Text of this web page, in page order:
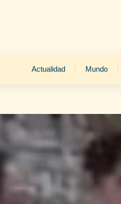
Actualidad Mundo